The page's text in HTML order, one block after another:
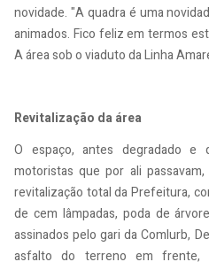
novidade. "A quadra é uma
animados. Fico feliz em termos
A área sob o viaduto da Linha
Revitalização da área
O espaço, antes degradado e
motoristas que por ali
revitalização total da Prefeitura,
de cem lâmpadas, poda de
assinados pelo gari da Comlurb,
asfalto do terreno em